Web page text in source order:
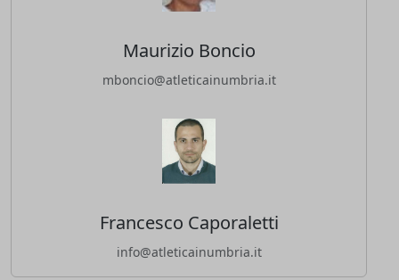
Maurizio Boncio
mboncio@atleticainumbria.it
Francesco Caporaletti
info@atleticainumbria.it